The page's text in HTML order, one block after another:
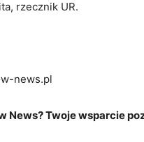
rzecznik UR.
news.pl
News? Twoje wsparcie